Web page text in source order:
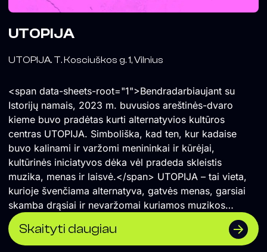
UTOPIJA
UTOPIJA. T. Kosciuškos g. 1, Vilnius
<span data-sheets-root="1">Bendradarbiaujant su
Istorijų namais, 2023 m. buvusios areštinės-dvaro
kieme buvo pradėtas kurti alternatyvios kultūros
centras UTOPIJA. Simboliška, kad ten, kur kadaise
buvo kalinami ir varžomi menininkai ir kūrėjai,
kultūrinės iniciatyvos dėka vėl pradeda skleistis
muzika, menas ir laisvė.</span> UTOPIJA – tai vieta,
kurioje švenčiama alternatyva, gatvės menas, garsiai
skamba drąsiai ir nevaržomai kuriamos muzikos
koncertai ir vakarėliai. Čia renkasi vilniečiai ir miesto
svečiai, savo vietą atranda įvairios miesto
bendruomenės. UTOPIJA palaiko maištingą miesto
Skaityti daugiau